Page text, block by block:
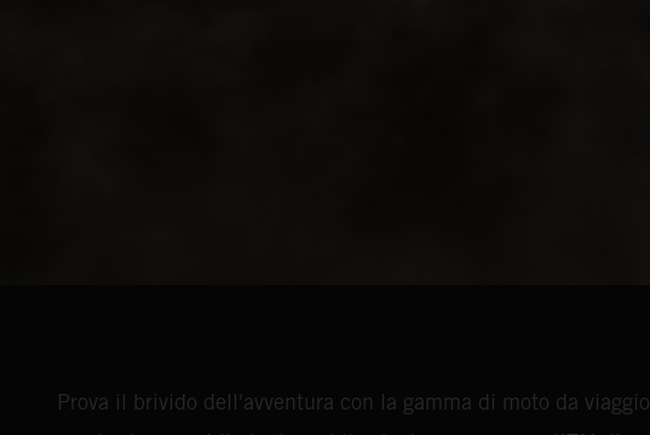
Prova il brivido dell'avventura con la gamma di moto da